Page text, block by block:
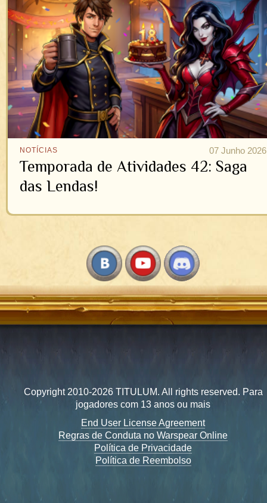
NOTÍCIAS
Temporada de Atividades 42: Saga
das Lendas!
07 Junho 2026
Copyright 2010-2026 TITULUM. All rights reserved. Para
jogadores com 13 anos ou mais
End User License Agreement
Regras de Conduta no Warspear Online
Política de Privacidade
Política de Reembolso